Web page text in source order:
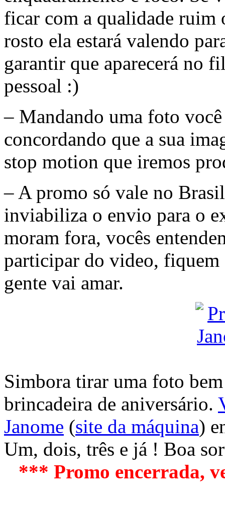
ficar com a qualidade ruim
rosto ela estará valendo
garantir que aparecerá no
pessoal :)
– Mandando uma foto
concordando que a sua
stop motion que iremos
– A promo só vale no
inviabiliza o envio para o
moram fora, vocês
participar do video, fiquem
gente vai amar.
Simbora tirar uma foto
brincadeira de aniversário.
Janome (site da máquina)
Um, dois, três e já ! Boa
*** Promo encerrada,